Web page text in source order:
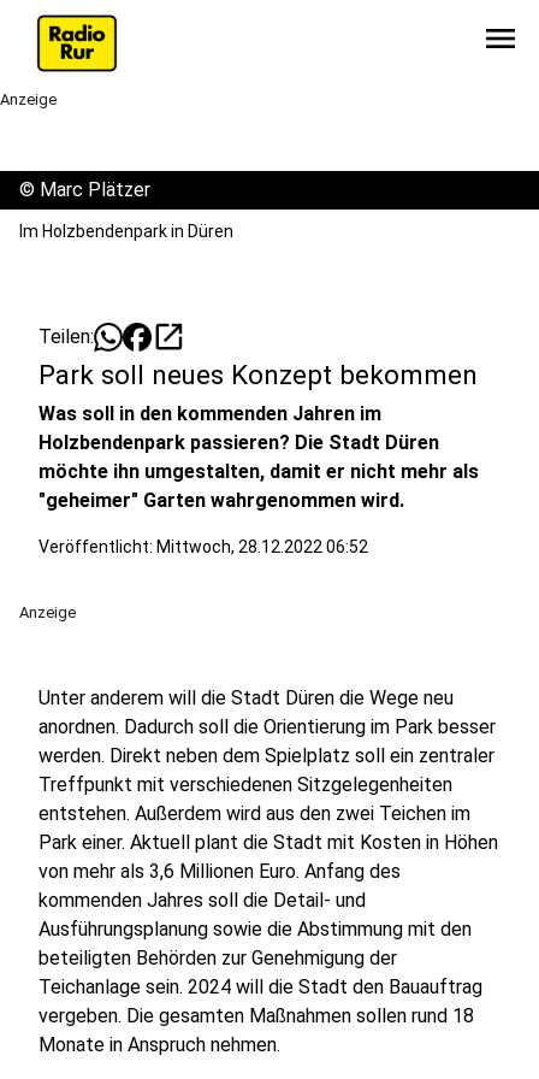
menu
Anzeige
© Marc Plätzer
Im Holzbendenpark in Düren
Teilen: open_in_new
Park soll neues Konzept bekommen
Was soll in den kommenden Jahren im
Holzbendenpark passieren? Die Stadt Düren
möchte ihn umgestalten, damit er nicht mehr als
"geheimer" Garten wahrgenommen wird.
Veröffentlicht: Mittwoch, 28.12.2022 06:52
Anzeige
Unter anderem will die Stadt Düren die Wege neu
anordnen. Dadurch soll die Orientierung im Park besser
werden. Direkt neben dem Spielplatz soll ein zentraler
Treffpunkt mit verschiedenen Sitzgelegenheiten
entstehen. Außerdem wird aus den zwei Teichen im
Park einer. Aktuell plant die Stadt mit Kosten in Höhen
von mehr als 3,6 Millionen Euro. Anfang des
kommenden Jahres soll die Detail- und
Ausführungsplanung sowie die Abstimmung mit den
beteiligten Behörden zur Genehmigung der
Teichanlage sein. 2024 will die Stadt den Bauauftrag
vergeben. Die gesamten Maßnahmen sollen rund 18
Monate in Anspruch nehmen.